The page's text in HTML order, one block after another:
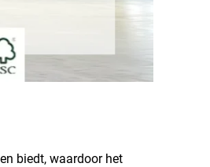
biedt, waardoor het